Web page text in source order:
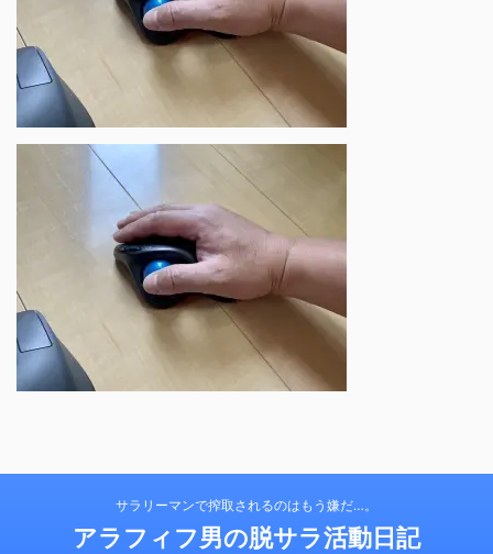
サラリーマンで搾取されるのはもう嫌だ…。
アラフィフ男の脱サラ活動日記